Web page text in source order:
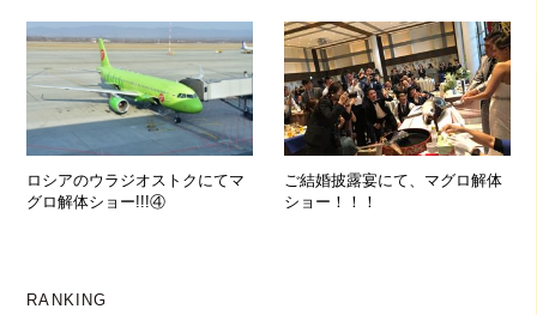
ロシアのウラジオストクにてマ
グロ解体ショー!!!④
ご結婚披露宴にて、マグロ解体
ショー！！！
RANKING